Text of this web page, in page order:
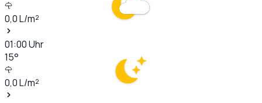
0,0L/m²
01:00Uhr
15°
0,0L/m²